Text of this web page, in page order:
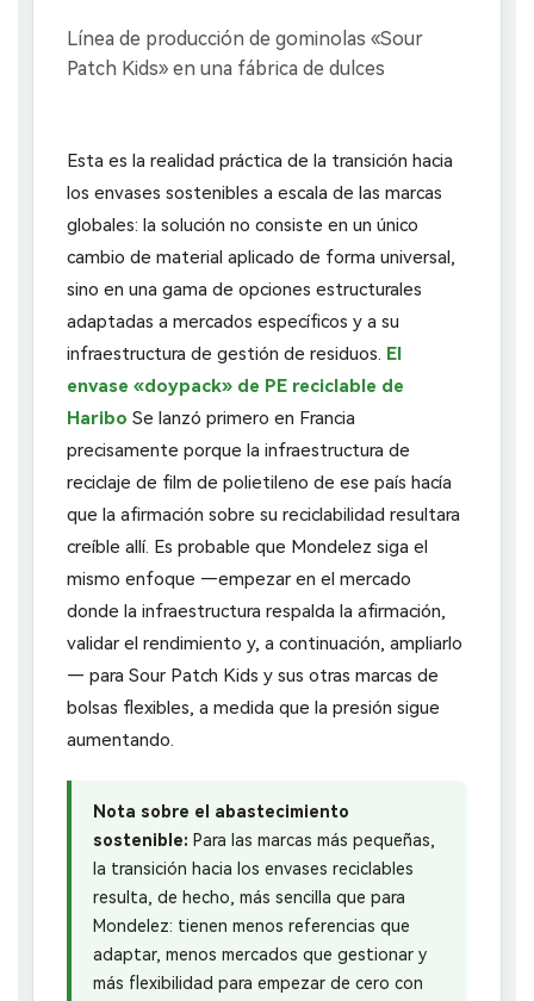
Esta es la realidad práctica de la transición hacia
los envases sostenibles a escala de las marcas
globales: la solución no consiste en un único
cambio de material aplicado de forma universal,
sino en una gama de opciones estructurales
adaptadas a mercados específicos y a su
infraestructura de gestión de residuos. El
envase «doypack» de PE reciclable de
Haribo Se lanzó primero en Francia
precisamente porque la infraestructura de
reciclaje de film de polietileno de ese país hacía
que la afirmación sobre su reciclabilidad resultara
creíble allí. Es probable que Mondelez siga el
mismo enfoque —empezar en el mercado
donde la infraestructura respalda la afirmación,
validar el rendimiento y, a continuación, ampliarlo
— para Sour Patch Kids y sus otras marcas de
bolsas flexibles, a medida que la presión sigue
aumentando.
Nota sobre el abastecimiento
sostenible: Para las marcas más pequeñas,
la transición hacia los envases reciclables
resulta, de hecho, más sencilla que para
Mondelez: tienen menos referencias que
adaptar, menos mercados que gestionar y
más flexibilidad para empezar de cero con